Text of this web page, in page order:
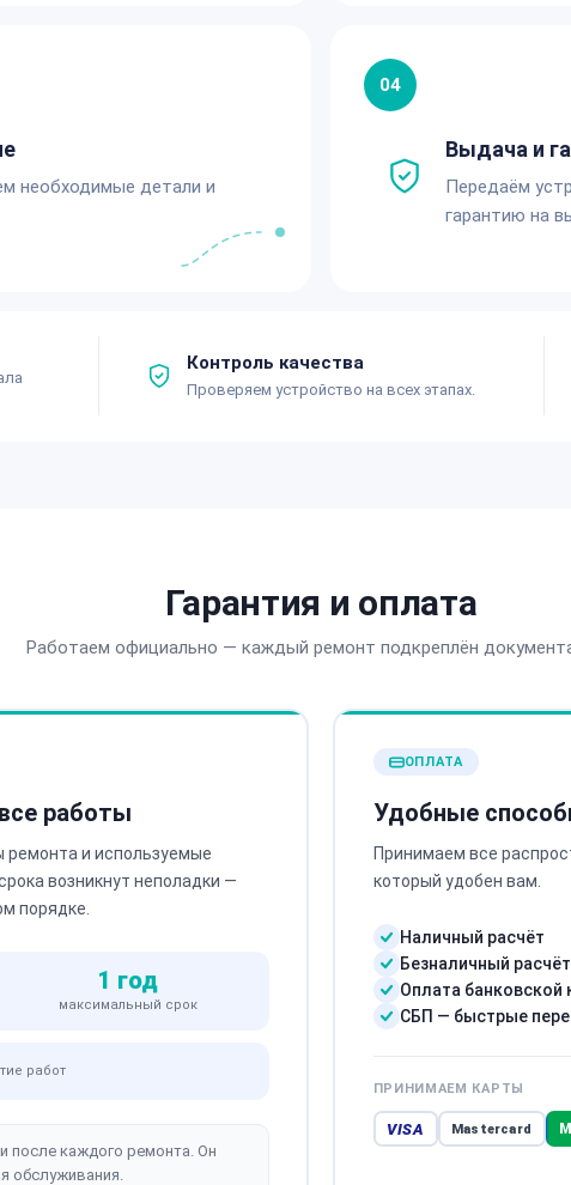
необходимые детали и
04
Выдача и
Передаём
гарантию на
Контроль качества
Проверяем устройство на всех этапах.
Гарантия и оплата
Работаем официально — каждый ремонт подкреплён
работы
ремонта и используемые
возникнут неполадки —
порядке.
1 год
максимальный срок
работ
после каждого ремонта. Он
обслуживания.
ОПЛАТА
Удобные
Принимаем все
который удобен вам.
Наличный расчёт
Безналичный
Оплата банковской
СБП — быстрые
ПРИНИМАЕМ КАРТЫ
VISA Mastercard